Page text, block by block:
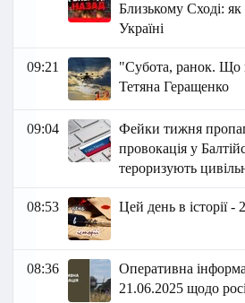
Близькому Сході:
Україні
09:21
"Субота, ранок. Що
Тетяна Геращенко
09:04
Фейки тижня
провокація у
тероризують
08:53 Цей день в історії -
08:36
Оперативна
21.06.2025 щодо